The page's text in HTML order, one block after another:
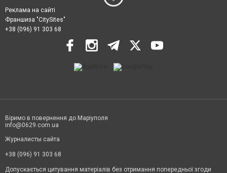
Реклама на сайті
Франшиза "CitySites"
+38 (096) 91 303 68
Віримо в повернення до Маріуполя
info@0629.com.ua
Журналисты сайта
+38 (096) 91 303 68
Допускається цитування матеріалів без отримання попередньої згоди